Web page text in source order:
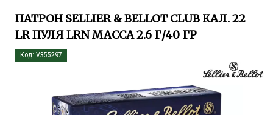
ПАТРОН SELLIER & BELLOT CLUB КАЛ. 22
LR ПУЛЯ LRN МАССА 2.6 Г/40 ГР
Код: V355297